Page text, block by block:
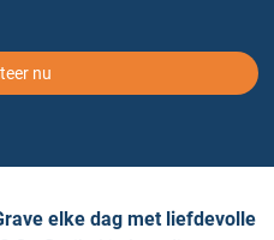
nu
elke dag met liefdevolle